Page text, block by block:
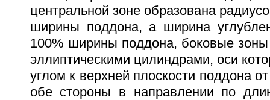
центральной зоне образована
ширины поддона, а ширина
100% ширины поддона, боковые
эллиптическими цилиндрами, оси
углом к верхней плоскости поддона
обе стороны в направлении по